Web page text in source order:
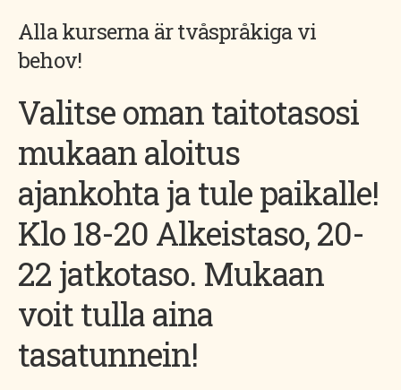
Alla kurserna är tvåspråkiga vi
behov!
Valitse oman taitotasosi
mukaan aloitus
ajankohta ja tule paikalle!
Klo 18-20 Alkeistaso, 20-
22 jatkotaso. Mukaan
voit tulla aina
tasatunnein!